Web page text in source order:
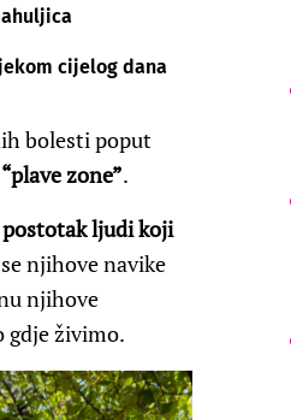
cijelog dana
bolesti poput
“plave zone”.
ljudi koji
njihove navike
njihove
živimo.